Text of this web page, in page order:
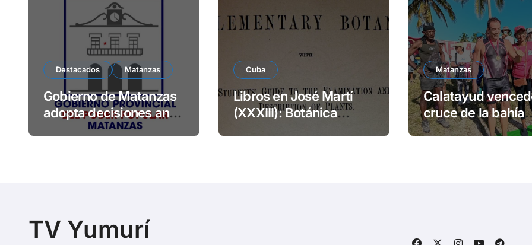
Destacados Matanzas
Gobierno de Matanzas
adopta decisiones ante
precios abusivos
Cuba
Libros en José Martí
(XXXIII): Botánica
Matanzas
Calatayud
cruce de la bahía
matancera
TV Yumurí